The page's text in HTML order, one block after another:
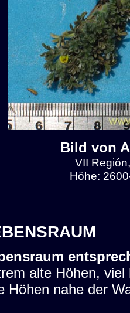
Bild von
VII
Höhe:
alte Höhen,
Höhen nahe der